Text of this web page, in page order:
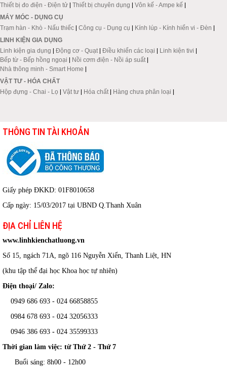
Thiết bị đo điện - Điện tử | Thiết bị chuyên dụng | Vôn kế - Ampe kế |
MÁY MÓC - DỤNG CỤ
Trạm hàn - Khò - Nấu thiếc | Công cụ - Dụng cụ | Kính lúp - Kính hiển vi - Đèn |
LINH KIỆN GIA DỤNG
Linh kiện gia dụng | Động cơ - Quạt | Điều khiển các loại | Linh kiện tivi |
Bếp từ - Bếp hồng ngoại | Nồi cơm điện - Nồi áp suất |
Nhà thông minh - Smart Home |
VẬT TƯ - HÓA CHẤT
Hộp đựng - Chai - Lọ | Vật tư | Hóa chất | Hàng chưa phân loại |
THÔNG TIN TÀI KHOẢN
Giấy phép ĐKKD: 01F8010658
Cấp ngày: 15/03/2017 tại UBND Q.Thanh Xuân
ĐỊA CHỈ LIÊN HỆ
www.linhkienchatluong.vn
Số 15, ngách 71A, ngõ 116 Nguyễn Xiển, Thanh Liệt, HN
(khu tập thể đại học Khoa học tự nhiên)
Điện thoại/ Zalo:
0949 686 693 - 024 66858855
0984 678 693 - 024 32056333
0946 386 693 - 024 35599333
Thời gian làm việc: từ Thứ 2 - Thứ 7
Buổi sáng: 8h00 - 12h00